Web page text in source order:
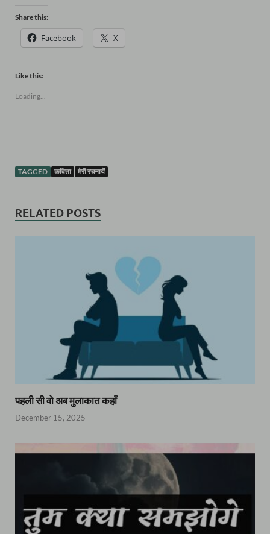
Share this:
Facebook X
Like this:
Loading...
TAGGED कविता मेरी रचनायें
RELATED POSTS
पहली सी वो अब मुलाकात कहाँ
December 15, 2025